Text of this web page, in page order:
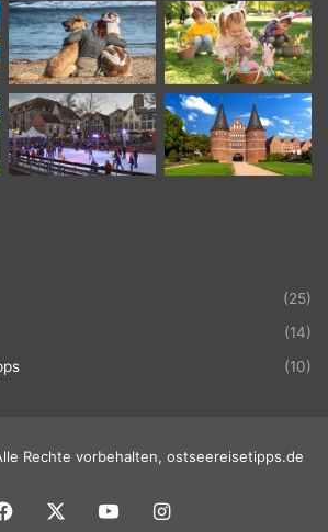
(25)
(14)
(10)
Rechte vorbehalten, ostseereisetipps.de
Facebook YouTubeInstagram